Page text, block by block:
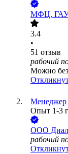
МФЦ,
3.4
•
51 отзыв
рабочий
Можно
Опыт 1-3
ООО Диал
рабочий